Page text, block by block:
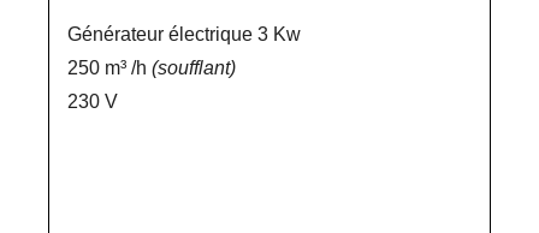
Générateur électrique 3 Kw
250 m³ /h (soufflant)
230 V